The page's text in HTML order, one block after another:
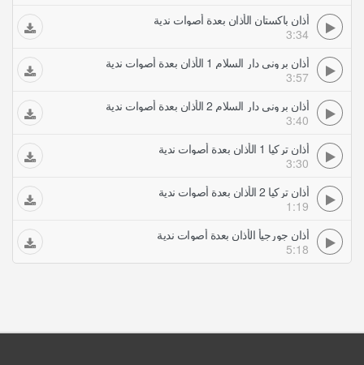
أذان باكستان الأذان بعدة أصوات ندية
3:34
أذان بروني دار السلام 1 الأذان بعدة أصوات ندية
3:57
أذان بروني دار السلام 2 الأذان بعدة أصوات ندية
3:40
أذان تركيا 1 الأذان بعدة أصوات ندية
3:30
أذان تركيا 2 الأذان بعدة أصوات ندية
1:19
أذان جورجيأ الأذان بعدة أصوات ندية
5:18